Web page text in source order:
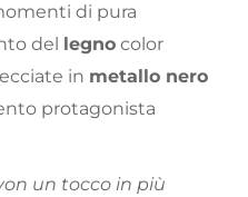
di pura
del
legno color
in metallo nero
protagonista
un tocco in più